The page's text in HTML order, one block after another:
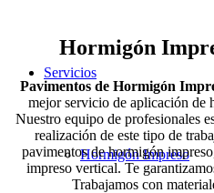
Servicios
Hormigón Impreso
Hormigón
Pavimentos de Hormigón
mejor servicio de aplicación de
Nuestro equipo de profesionales
realización de este tipo de
pavimentos de hormigón
impreso vertical. Te
Trabajamos con